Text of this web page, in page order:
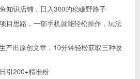
知识店铺，日入300的稳赚野路子
目思路，一部手机就能轻松操作，玩法
产出原创文章，10分钟轻松获取三种收
引200+精准粉